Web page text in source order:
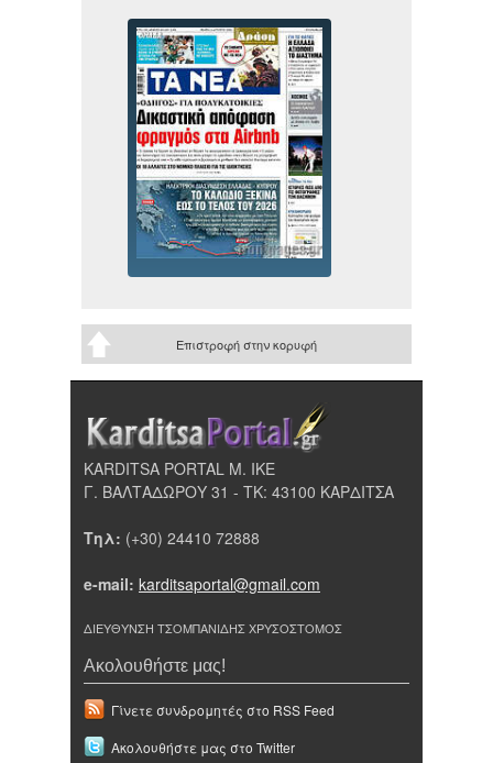
Επιστροφή στην κορυφή
KARDITSA PORTAL Μ. ΙΚΕ
Γ. ΒΑΛΤΑΔΩΡΟΥ 31 - ΤΚ: 43100 ΚΑΡΔΙΤΣΑ
Τηλ: (+30) 24410 72888
e-mail: karditsaportal@gmail.com
ΔΙΕΥΘΥΝΣΗ ΤΣΟΜΠΑΝΙΔΗΣ ΧΡΥΣΟΣΤΟΜΟΣ
Ακολουθήστε μας!
Γίνετε συνδρομητές στο RSS Feed
Ακολουθήστε μας στο Twitter